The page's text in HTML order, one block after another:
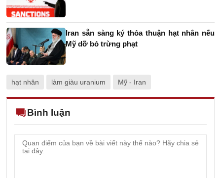
Iran sẵn sàng ký thỏa thuận hạt nhân nếu
Mỹ dỡ bỏ trừng phạt
hạt nhân làm giàu uranium Mỹ - Iran
Bình luận